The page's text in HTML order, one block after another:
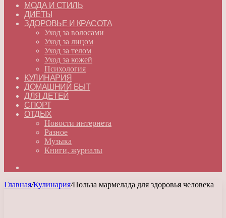
МОДА И СТИЛЬ
ДИЕТЫ
ЗДОРОВЬЕ И КРАСОТА
Уход за волосами
Уход за лицом
Уход за телом
Уход за кожей
Психология
КУЛИНАРИЯ
ДОМАШНИЙ БЫТ
ДЛЯ ДЕТЕЙ
СПОРТ
ОТДЫХ
Новости интернета
Разное
Музыка
Книги, журналы
Главная/Кулинария/Польза мармелада для здоровья человека